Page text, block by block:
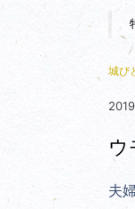
城び
ウ
夫